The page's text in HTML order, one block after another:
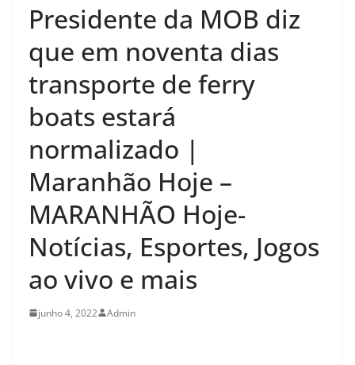
Presidente da MOB diz
que em noventa dias
transporte de ferry
boats estará
normalizado |
Maranhão Hoje –
MARANHÃO Hoje-
Notícias, Esportes, Jogos
ao vivo e mais
junho 4, 2022 Admin